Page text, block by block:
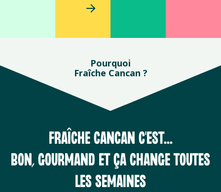
Pourquoi
Fraîche Cancan ?
FRAÎCHE CANCAN C'EST...
BON, GOURMAND ET ÇA CHANGE TOUTES
LES SEMAINES